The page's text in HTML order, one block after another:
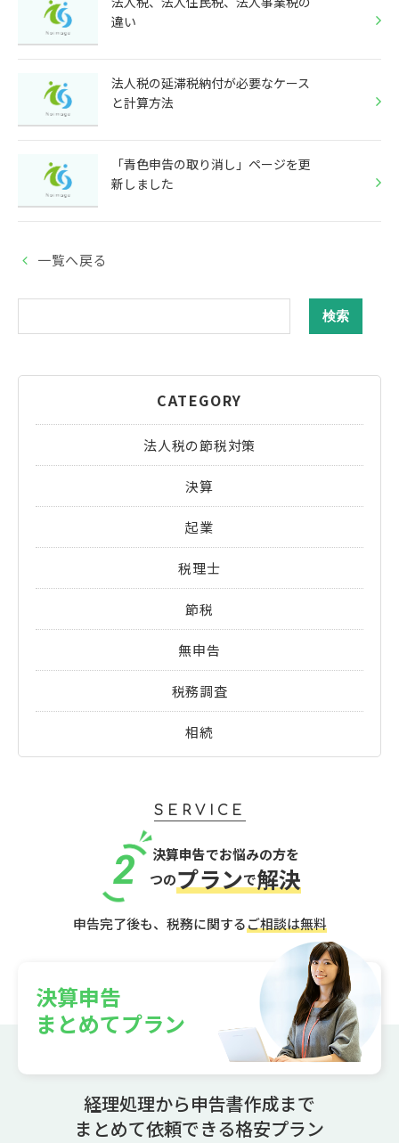
違い
法人税の延滞税納付が必要なケース
と計算方法
「青色申告の取り消し」ページを更
新しました
一覧へ戻る
CATEGORY
法人税の節税対策
決算
起業
税理士
節税
無申告
税務調査
相続
SERVICE
決算申告でお悩みの方を
2 つのプランで解決
申告完了後も、税務に関するご相談は無料
決算申告
まとめてプラン
経理処理から申告書作成まで
まとめて依頼できる格安プラン